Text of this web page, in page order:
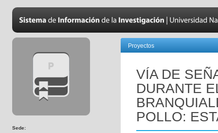
Sede:
Proyectos
VÍA DE
DURANTE
POLLO: